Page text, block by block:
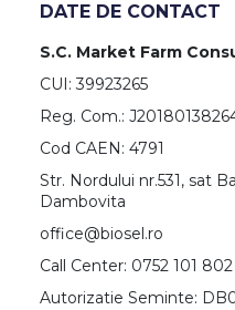
DATE DE CONTACT
S.C. Market Farm
CUI: 39923265
Reg. Com.:
Cod CAEN: 4791
Str. Nordului nr.531, sat
Dambovita
office@biosel.ro
Call Center: 0752 101 802
Autorizatie Seminte: